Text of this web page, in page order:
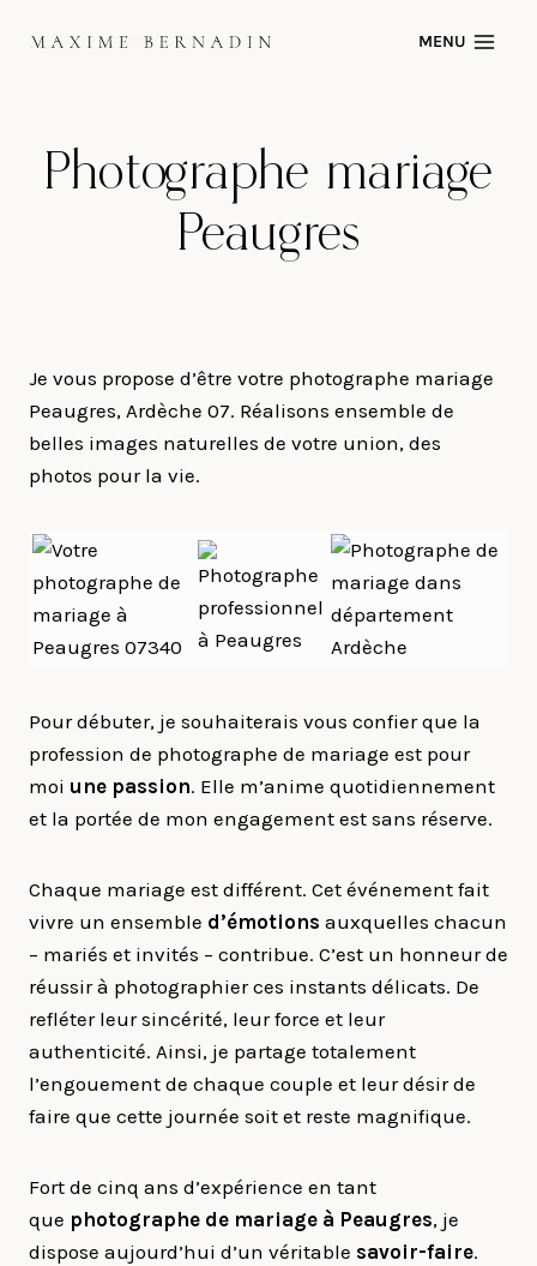
MENU
Photographe mariage
Peaugres
Je vous propose d’être votre photographe mariage
Peaugres, Ardèche 07. Réalisons ensemble de
belles images naturelles de votre union, des
photos pour la vie.
Pour débuter, je souhaiterais vous confier que la
profession de photographe de mariage est pour
moi une passion. Elle m’anime quotidiennement
et la portée de mon engagement est sans réserve.
Chaque mariage est différent. Cet événement fait
vivre un ensemble d’émotions auxquelles chacun
– mariés et invités – contribue. C’est un honneur de
réussir à photographier ces instants délicats. De
refléter leur sincérité, leur force et leur
authenticité. Ainsi, je partage totalement
l’engouement de chaque couple et leur désir de
faire que cette journée soit et reste magnifique.
Fort de cinq ans d’expérience en tant
que photographe de mariage à Peaugres, je
dispose aujourd’hui d’un véritable savoir-faire.